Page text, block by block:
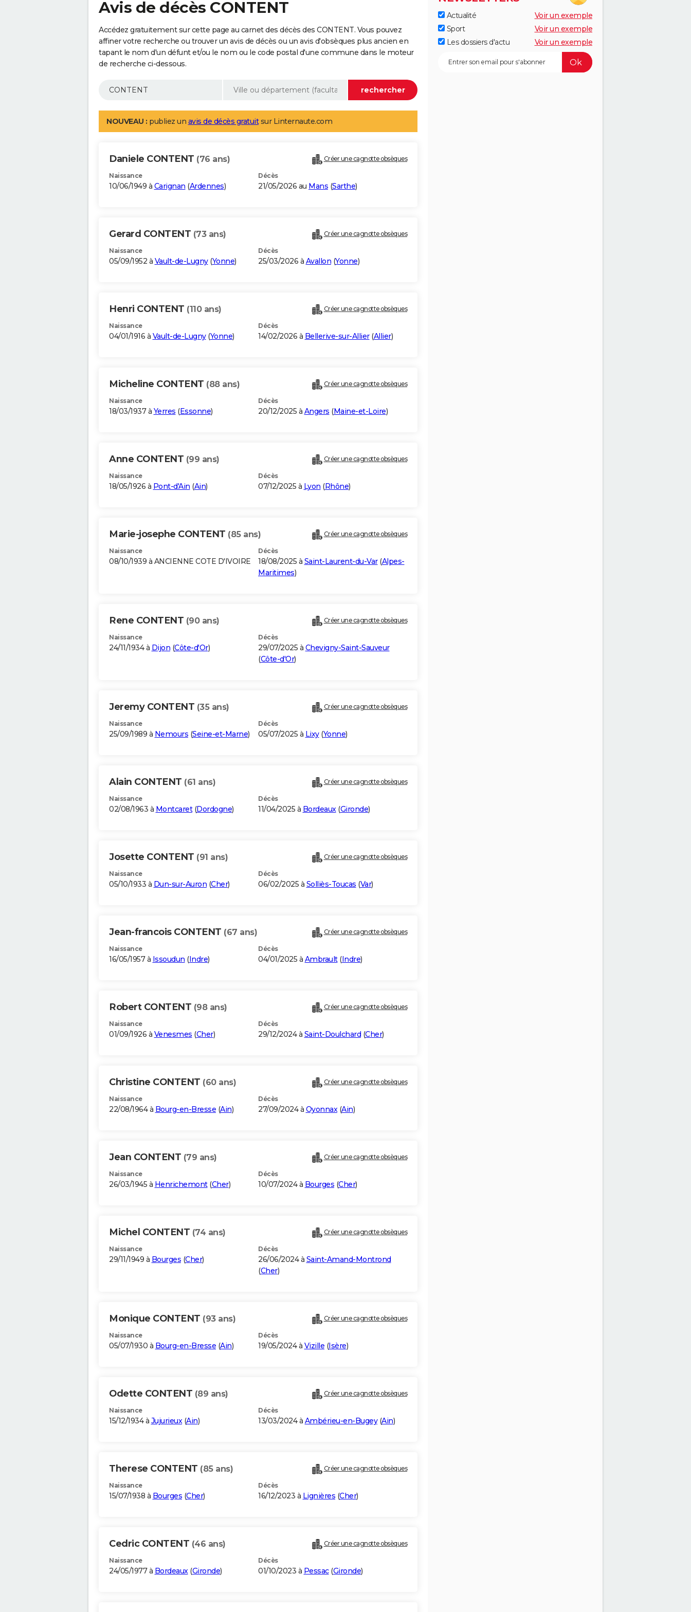
Avis de décès CONTENT
Accédez gratuitement sur cette page au carnet des décès des CONTENT. Vous pouvez
affiner votre recherche ou trouver un avis de décès ou un avis d'obsèques plus ancien en
tapant le nom d'un défunt et/ou le nom ou le code postal d'une commune dans le moteur
de recherche ci-dessous.
NOUVEAU : publiez un avis de décès gratuitsur Linternaute.com
Daniele CONTENT (76 ans) Créer une cagnotte obsèques
Naissance
10/06/1949 à Carignan (Ardennes)
Décès
21/05/2026 au Mans (Sarthe)
Gerard CONTENT (73 ans) Créer une cagnotte obsèques
Naissance
05/09/1952 à Vault-de-Lugny(Yonne)
Décès
25/03/2026 à Avallon (Yonne)
Henri CONTENT (110 ans) Créer une cagnotte obsèques
Naissance
04/01/1916 à Vault-de-Lugny(Yonne)
Décès
14/02/2026 à Bellerive-sur-Allier(Allier)
Micheline CONTENT (88 ans) Créer une cagnotte obsèques
Naissance
18/03/1937 à Yerres (Essonne)
Décès
20/12/2025 à Angers (Maine-et-Loire)
Anne CONTENT (99 ans) Créer une cagnotte obsèques
Naissance
18/05/1926 à Pont-d'Ain (Ain)
Décès
07/12/2025 à Lyon (Rhône)
Marie-josephe CONTENT (85 ans) Créer une cagnotte obsèques
Naissance
08/10/1939 à ANCIENNE COTE D'IVOIRE
Décès
18/08/2025 à Saint-Laurent-du-Var(Alpes-
Maritimes)
Rene CONTENT (90 ans) Créer une cagnotte obsèques
Naissance
24/11/1934 à Dijon (Côte-d'Or)
Décès
29/07/2025 à Chevigny-Saint-Sauveur
(Côte-d'Or)
Jeremy CONTENT (35 ans) Créer une cagnotte obsèques
Naissance
25/09/1989 à Nemours (Seine-et-Marne)
Décès
05/07/2025 à Lixy(Yonne)
Alain CONTENT (61 ans) Créer une cagnotte obsèques
Naissance
02/08/1963 à Montcaret(Dordogne)
Décès
11/04/2025 à Bordeaux(Gironde)
Josette CONTENT (91 ans) Créer une cagnotte obsèques
Naissance
05/10/1933 à Dun-sur-Auron (Cher)
Décès
06/02/2025 à Solliès-Toucas (Var)
Jean-francois CONTENT (67 ans) Créer une cagnotte obsèques
Naissance
16/05/1957 à Issoudun (Indre)
Décès
04/01/2025 à Ambrault(Indre)
Robert CONTENT (98 ans) Créer une cagnotte obsèques
Naissance
01/09/1926 à Venesmes (Cher)
Décès
29/12/2024 à Saint-Doulchard (Cher)
Christine CONTENT (60 ans) Créer une cagnotte obsèques
Naissance
22/08/1964 à Bourg-en-Bresse (Ain)
Décès
27/09/2024 à Oyonnax(Ain)
Jean CONTENT (79 ans) Créer une cagnotte obsèques
Naissance
26/03/1945 à Henrichemont(Cher)
Décès
10/07/2024 à Bourges (Cher)
Michel CONTENT (74 ans) Créer une cagnotte obsèques
Naissance
29/11/1949 à Bourges (Cher)
Décès
26/06/2024 à Saint-Amand-Montrond
(Cher)
Monique CONTENT (93 ans) Créer une cagnotte obsèques
Naissance
05/07/1930 à Bourg-en-Bresse (Ain)
Décès
19/05/2024 à Vizille (Isère)
Odette CONTENT (89 ans) Créer une cagnotte obsèques
Naissance
15/12/1934 à Jujurieux(Ain)
Décès
13/03/2024 à Ambérieu-en-Bugey(Ain)
Therese CONTENT (85 ans) Créer une cagnotte obsèques
Naissance
15/07/1938 à Bourges (Cher)
Décès
16/12/2023 à Lignières (Cher)
Cedric CONTENT (46 ans) Créer une cagnotte obsèques
Naissance
24/05/1977 à Bordeaux(Gironde)
Décès
01/10/2023 à Pessac(Gironde)
Actualité
Voir un exemple
Sport
Voir un exemple
Les dossiers d'actu
Voir un exemple